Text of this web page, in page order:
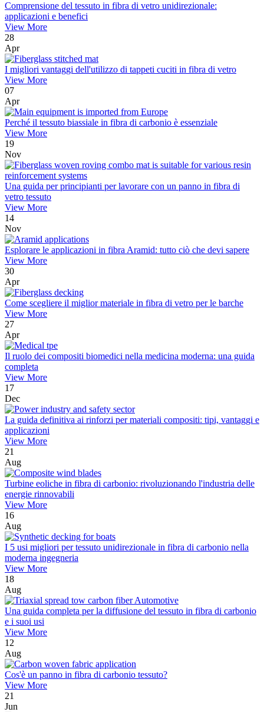
Comprensione del tessuto in fibra di vetro unidirezionale:
applicazioni e benefici
View More
28
Apr
I migliori vantaggi dell'utilizzo di tappeti cuciti in fibra di vetro
View More
07
Apr
Perché il tessuto biassiale in fibra di carbonio è essenziale
View More
19
Nov
Una guida per principianti per lavorare con un panno in fibra di
vetro tessuto
View More
14
Nov
Esplorare le applicazioni in fibra Aramid: tutto ciò che devi sapere
View More
30
Apr
Come scegliere il miglior materiale in fibra di vetro per le barche
View More
27
Apr
Il ruolo dei compositi biomedici nella medicina moderna: una guida
completa
View More
17
Dec
La guida definitiva ai rinforzi per materiali compositi: tipi, vantaggi e
applicazioni
View More
21
Aug
Turbine eoliche in fibra di carbonio: rivoluzionando l'industria delle
energie rinnovabili
View More
16
Aug
I 5 usi migliori per tessuto unidirezionale in fibra di carbonio nella
moderna ingegneria
View More
18
Aug
Una guida completa per la diffusione del tessuto in fibra di carbonio
e i suoi usi
View More
12
Aug
Cos'è un panno in fibra di carbonio tessuto?
View More
21
Jun